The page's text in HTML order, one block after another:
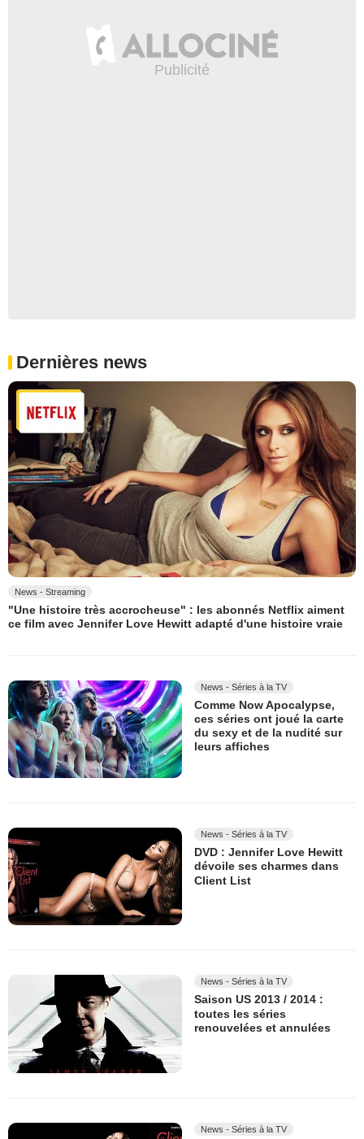
Dernières news
News - Streaming
"Une histoire très accrocheuse" : les abonnés Netflix aiment
ce film avec Jennifer Love Hewitt adapté d'une histoire vraie
News - Séries à la TV
Comme Now Apocalypse,
ces séries ont joué la carte
du sexy et de la nudité sur
leurs affiches
News - Séries à la TV
DVD : Jennifer Love Hewitt
dévoile ses charmes dans
Client List
News - Séries à la TV
Saison US 2013 / 2014 :
toutes les séries
renouvelées et annulées
News - Séries à la TV